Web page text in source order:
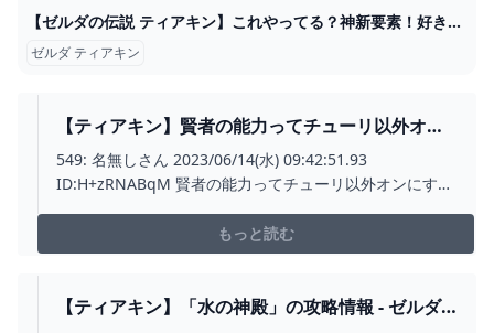
【ゼルダの伝説 ティアキン】これやってる？神新要素！好きな魔物を自由に配置して飾れる等身大フィギュアが面白い！！僕だけの魔物コレクション【ティアーズオブザキングダム】Part19 - YouTube
ゼルダ ティアキン
【ティアキン】賢者の能力ってチューリ以外オン
にする必要ある？【ティアーズオブザキングダ
ム】 ゼルダの伝説ティアーズオブザキングダム(テ
549: 名無しさん 2023/06/14(水) 09:42:51.93
ID:H+zRNABqM 賢者の能力ってチューリ以外オンにする
づかないと発動できない+ Aボタン統一だから微妙
もっと読む
【ティアキン】「水の神殿」の攻略情報 - ゼルダ